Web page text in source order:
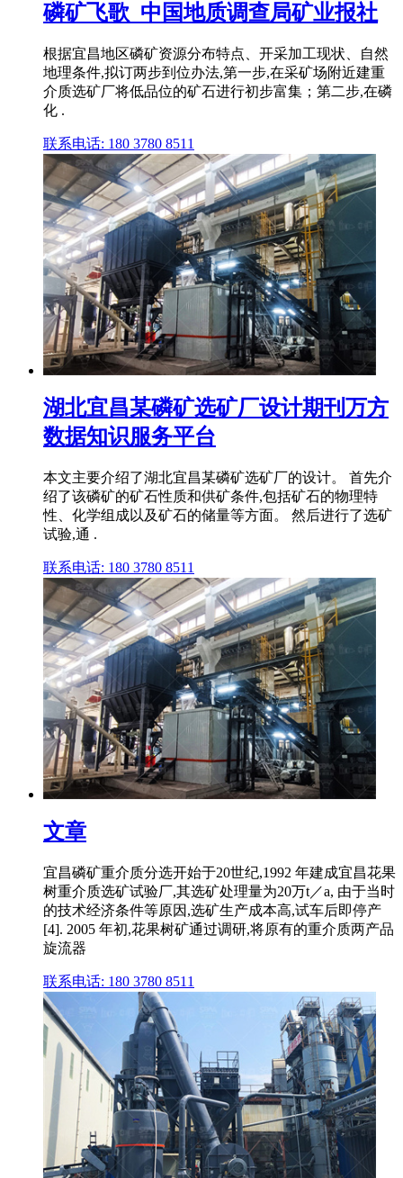
磷矿飞歌_中国地质调查局矿业报社
根据宜昌地区磷矿资源分布特点、开采加工现状、自然
地理条件,拟订两步到位办法,第一步,在采矿场附近建重
介质选矿厂将低品位的矿石进行初步富集；第二步,在磷
化 .
联系电话: 180 3780 8511
湖北宜昌某磷矿选矿厂设计期刊万方
数据知识服务平台
本文主要介绍了湖北宜昌某磷矿选矿厂的设计。 首先介
绍了该磷矿的矿石性质和供矿条件,包括矿石的物理特
性、化学组成以及矿石的储量等方面。 然后进行了选矿
试验,通 .
联系电话: 180 3780 8511
文章
宜昌磷矿重介质分选开始于20世纪,1992 年建成宜昌花果
树重介质选矿试验厂,其选矿处理量为20万t／a, 由于当时
的技术经济条件等原因,选矿生产成本高,试车后即停产
[4]. 2005 年初,花果树矿通过调研,将原有的重介质两产品
旋流器
联系电话: 180 3780 8511